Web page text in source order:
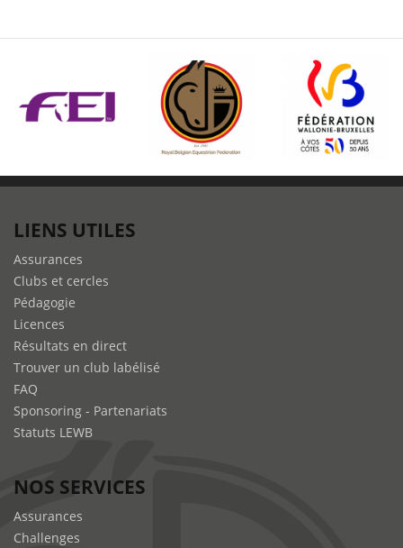
LIENS UTILES
Assurances
Clubs et cercles
Pédagogie
Licences
Résultats en direct
Trouver un club labélisé
FAQ
Sponsoring - Partenariats
Statuts LEWB
NOS SERVICES
Assurances
Challenges